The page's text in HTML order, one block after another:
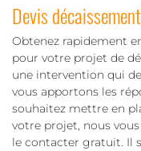
Devis
Obtenez rapidement
pour votre projet de
une intervention qui
vous apportons les
souhaitez mettre en
votre projet, nous
le contacter gratuit. Il